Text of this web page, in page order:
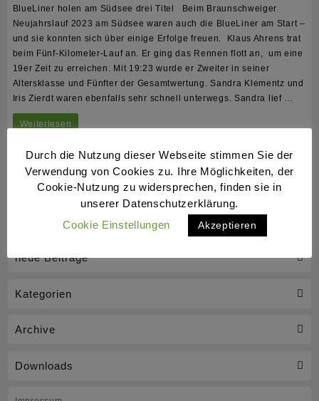
neue Beiträge
Kategorien
Archive
Downloads
BlueLiner holen am Südsee drei Titel Beim Braunschweiger
Neujahrslauf 2023 am Südsee waren auch die BlueLiner am Start –
und sie konnten sich über einige Erfolge freuen. Klaus Ahrens trat
beim Fünf-Kilometer-Lauf an. Er ging das Rennen flott an, um eine
19er Zeit zu erreichen. Mit 19:23 wurde er Zweiter in seiner
Altersklasse und Fünfter der Gesamtwertung. Sandra Klementz und
Iris Zierdt waren ebenfalls sehr schnell unterwegs. Sandra lief …
BlueLiner
Neujahrslauf
Braunschweiger
Weiterlesen
Durch die Nutzung dieser Webseite stimmen Sie der
Verwendung von Cookies zu. Ihre Möglichkeiten, der
Cookie-Nutzung zu widersprechen, finden sie in
unserer Datenschutzerklärung.
Cookie Einstellungen
Akzeptieren